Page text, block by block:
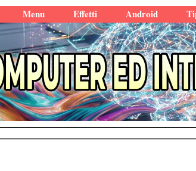
Menu Effetti Android